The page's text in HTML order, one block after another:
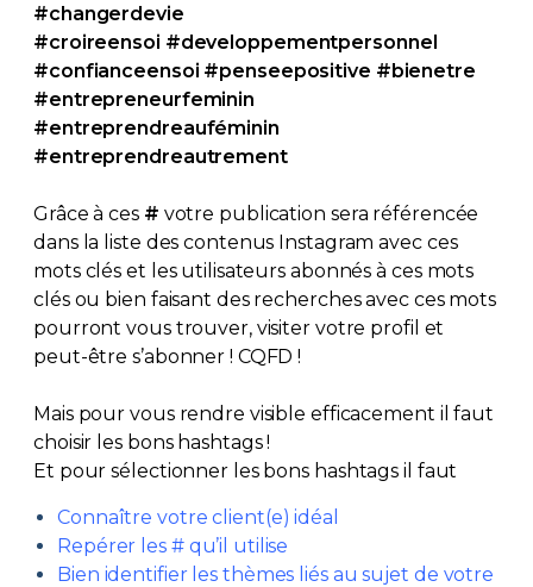
#changerdevie
#croireensoi #developpementpersonnel
#confianceensoi #penseepositive #bienetre
#entrepreneurfeminin
#entreprendreauféminin
#entreprendreautrement
Grâce à ces# votre publication sera référencée
dans la liste des contenus Instagram avec ces
mots clés et les utilisateurs abonnés à ces mots
clés ou bien faisant des recherches avec ces mots
pourront vous trouver, visiter votre profil et
peut-être s’abonner ! CQFD !
Mais pour vous rendre visible efficacement il faut
choisir les bons hashtags !
Et pour sélectionner les bons hashtags il faut
Connaître votre client(e) idéal
Repérer les # qu’il utilise
Bien identifier les thèmes liés au sujet de votre